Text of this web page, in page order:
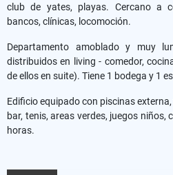
club de yates, playas. Cercano a
bancos, clínicas, locomoción.
Departamento amoblado y muy
distribuidos en living - comedor,
de ellos en suite). Tiene 1 bodega y 1
Edificio equipado con piscinas
bar, tenis, areas verdes, juegos niños,
horas.